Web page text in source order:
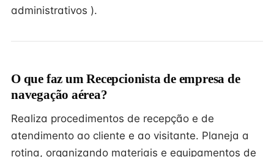
administrativos ).
O que faz um Recepcionista de empresa de
navegação aérea?
Realiza procedimentos de recepção e de
atendimento ao cliente e ao visitante. Planeja a
rotina, organizando materiais e equipamentos de